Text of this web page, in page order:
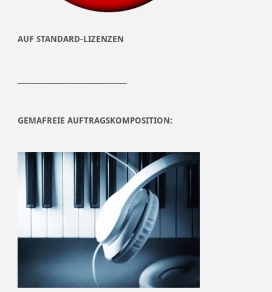
AUF STANDARD-LIZENZEN
GEMAFREIE AUFTRAGSKOMPOSITION: